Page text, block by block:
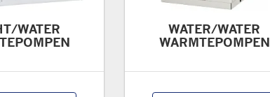
WATER
WATER/WATER
WARMTEPOMPEN